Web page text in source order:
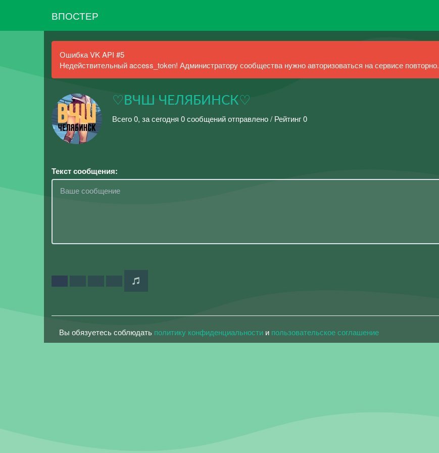
ВПОСТЕР
Ошибка VK API #5
Недействительный access_token! Администратору сообщества нужно авторизоваться на сервисе повторно.
♡ВЧШ ЧЕЛЯБИНСК♡
Всего 0, за сегодня 0 сообщений отправлено / Рейтинг 0
Текст сообщения:
Вы обязуетесь соблюдать политику конфиденциальности и пользовательское соглашение